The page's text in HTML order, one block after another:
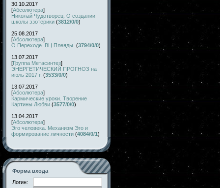
30.10.2017
[Абсолютера]
Николай Чудотворец. О создании
школы эзотерики (3812/0/0)
25.08.2017
[Абсолютера]
О Переходе. ВЦ Плеяды. (3794/0/0)
13.07.2017
[Группа Метасинтез]
ЭНЕРГЕТИЧЕСКИЙ ПРОГНОЗ на
июль 2017 г. (3533/0/0)
13.07.2017
[Абсолютера]
Кармические уроки. Творение
Картины Любви (3577/0/0)
13.04.2017
[Абсолютера]
Эго человека. Механизм Эго и
формирование личности (4084/0/1)
Форма входа
Логин: